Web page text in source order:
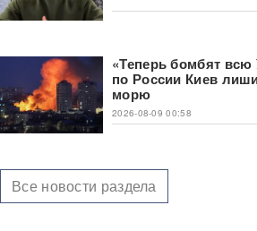
«Теперь бомбят
по России Киев
морю
2026-08-09 00:58
Все новости раздела